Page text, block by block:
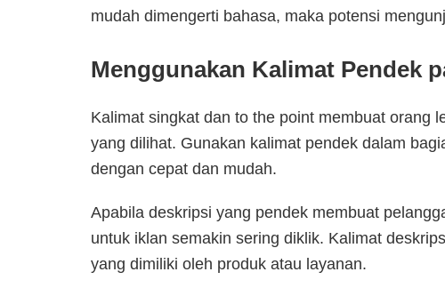
mudah dimengerti bahasa, maka potensi
Menggunakan Kalimat Pendek
Kalimat singkat dan to the point membuat orang
yang dilihat. Gunakan kalimat pendek dalam
dengan cepat dan mudah.
Apabila deskripsi yang pendek membuat
untuk iklan semakin sering diklik. Kalimat
yang dimiliki oleh produk atau layanan.